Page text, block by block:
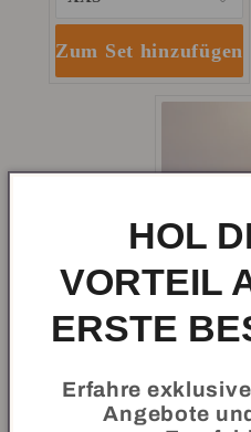
Zum Set hinzufügen
HOL
VORTEIL
ERSTE
Erfahre
Angebote